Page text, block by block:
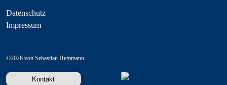
Datenschutz
Impressum
©2026 von Sebastian Hemmann
Kontakt